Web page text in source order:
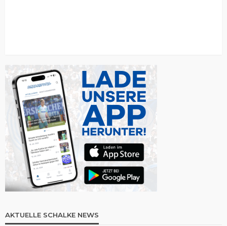
AKTUELLE SCHALKE NEWS